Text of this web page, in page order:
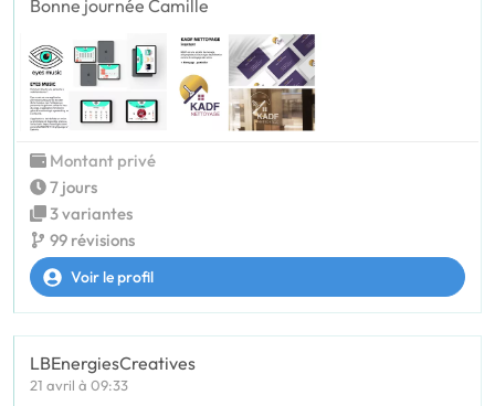
Bonne journée Camille
Montant privé
7 jours
3 variantes
99 révisions
Voir le profil
LBEnergiesCreatives
21 avril à 09:33